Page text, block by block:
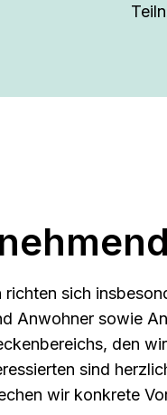
sich
Anwohner sowie
den
sind
wir konkrete